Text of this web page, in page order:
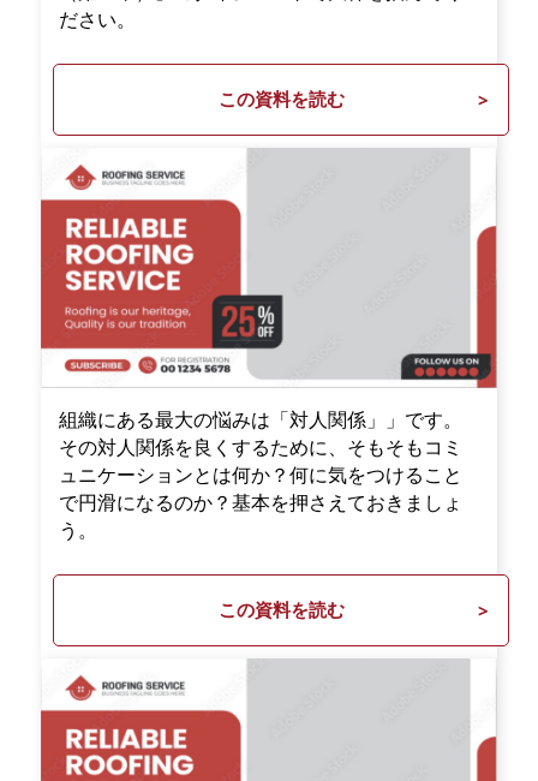
ださい。
この資料を読む
組織にある最大の悩みは「対人関係」」です。
その対人関係を良くするために、そもそもコミ
ュニケーションとは何か？何に気をつけること
で円滑になるのか？基本を押さえておきましょ
う。
この資料を読む